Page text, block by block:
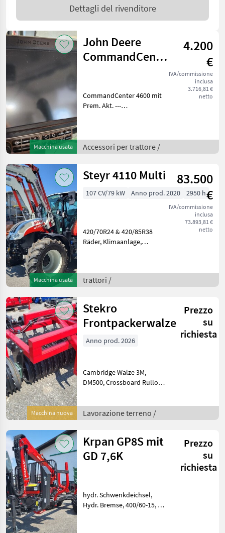
Dettagli del rivenditore
Macchina usata
John Deere
CommandCenter
4.200
€
IVA/commissione
inclusa
3.716,81 €
netto
CommandCenter 4600 mit
Prem. Akt. ---
Accessori per trattore /
Macchina usata
Steyr 4110 Multi
83.500
€
IVA/commissione
inclusa
73.893,81 €
netto
107 CV/79 kW Anno prod. 2020 2950 h
420/70R24 & 420/85R38
Räder, Klimaanlage,
40km/h,
540/540E/1000/1000E,
trattori /
Macchina nuova
Stekro
Frontpackerwalze
Prezzo
su
richiesta
Anno prod. 2026
Cambridge Walze 3M,
DM500, Crossboard Rullo
terreno Rulli agricoli/rulli
packer
Lavorazione terreno /
Krpan GP8S mit
GD 7,6K
Prezzo
su
richiesta
hydr. Schwenkdeichsel,
Hydr. Bremse, 400/60-15, 5